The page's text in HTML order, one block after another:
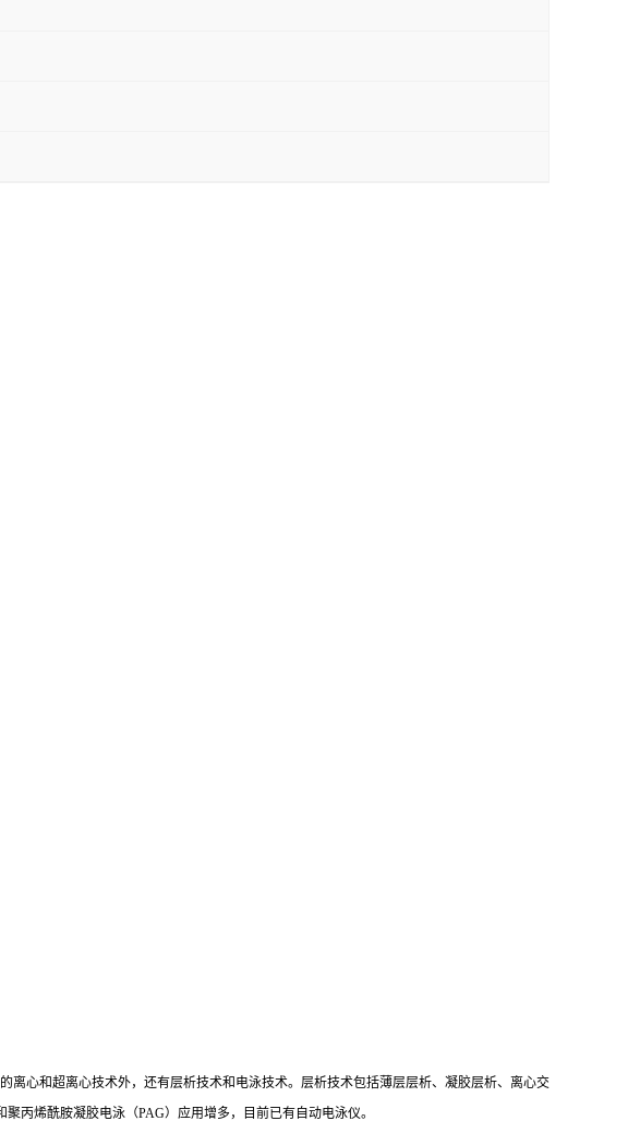
心和超离心技术外，还有层析技术和电泳技术。层析技术包括薄层层析、凝胶层析、离心交
丙烯酰胺凝胶电泳（PAG）应用增多，目前已有自动电泳仪。